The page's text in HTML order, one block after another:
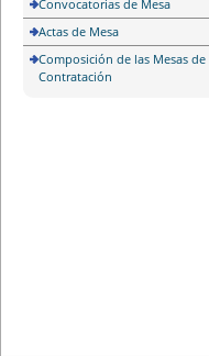
Convocatorias de Mesa
Actas de Mesa
Composición de las Mesas de
Contratación